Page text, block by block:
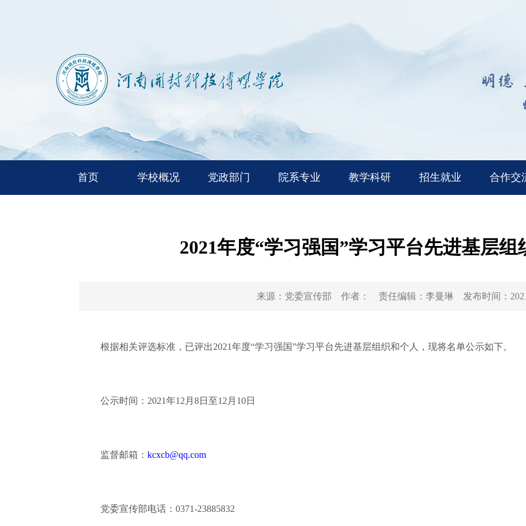
首页 学校概况 党政部门 院系专业 教学科研 招生就业 合作交
2021年度“学习强国”学习平台先进基层组
来源： 党委宣传部 作者： 责任编辑： 李曼琳 发布时间：
根据相关评选标准，已评出2021年度“学习强国”学习平台先进基层组织和个人，现将名单公示如下。
公示时间：2021年12月8日至12月10日
监督邮箱： kcxcb@qq.com
党委宣传部电话：0371-23885832